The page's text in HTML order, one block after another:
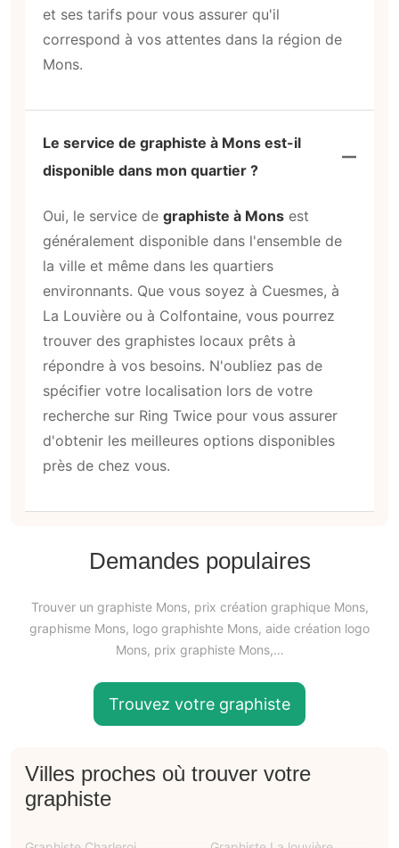
et ses tarifs pour vous assurer qu'il
correspond à vos attentes dans la région de
Mons.
Le service de graphiste à Mons est-il
disponible dans mon quartier ?
Oui, le service de graphiste à Mons est
généralement disponible dans l'ensemble de
la ville et même dans les quartiers
environnants. Que vous soyez à Cuesmes, à
La Louvière ou à Colfontaine, vous pourrez
trouver des graphistes locaux prêts à
répondre à vos besoins. N'oubliez pas de
spécifier votre localisation lors de votre
recherche sur Ring Twice pour vous assurer
d'obtenir les meilleures options disponibles
près de chez vous.
Demandes populaires
Trouver un graphiste Mons, prix création graphique Mons,
graphisme Mons, logo graphishte Mons, aide création logo
Mons, prix graphiste Mons,…
Trouvez votre graphiste
Villes proches où trouver votre
graphiste